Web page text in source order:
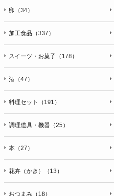
卵（34）
加工食品（337）
スイーツ・お菓子（178）
酒（47）
料理セット（191）
調理道具・機器（25）
本（27）
花卉（かき）（13）
おつまみ（18）